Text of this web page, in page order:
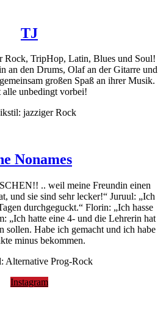
TJ
Rock, TripHop, Latin, Blues und Soul!
an den Drums, Olaf an der Gitarre und
großen Spaß an ihrer Musik.
unbedingt vorbei!
jazziger Rock
Nonames
.. weil meine Freundin einen
und sie sind sehr lecker!“ Juruul: „Ich
durchgeguckt.“ Florin: „Ich hasse
„Ich hatte eine 4- und die Lehrerin hat
sollen. Habe ich gemacht und ich habe
minus bekommen.
Alternative Prog-Rock
Instagram